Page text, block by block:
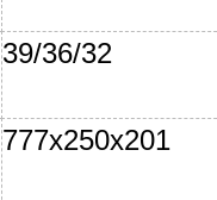
39/36/32
777x250x201